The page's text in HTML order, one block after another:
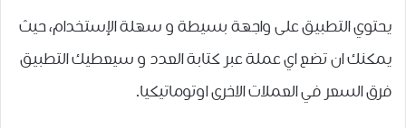
يحتوي التطبيق ﻋﻠﻰ ﻭﺍﺟﻬﺔ ﺑﺴﻴﻄﺔ و سهلة الإﺳﺘﺨﺪﺍﻡ، حيث
ﻳﻤﻜﻨﻚ ﺍﻥ تضع اي عملة عبر كتابة العدد و سيعطيك التطبيق
ﻓﺮﻕ ﺍﻟﺴﻌﺮ ﻓﻲ ﺍﻟﻌﻤﻼﺕ ﺍﻻﺧﺮﻯ ﺍﻭﺗﻮﻣﺎﺗﻴﻜﻴﺎ.